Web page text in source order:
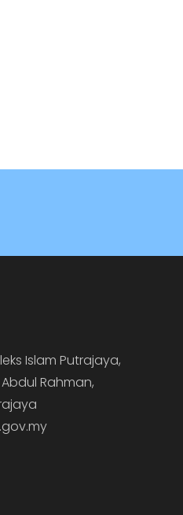
Islam Putrajaya,
Rahman,